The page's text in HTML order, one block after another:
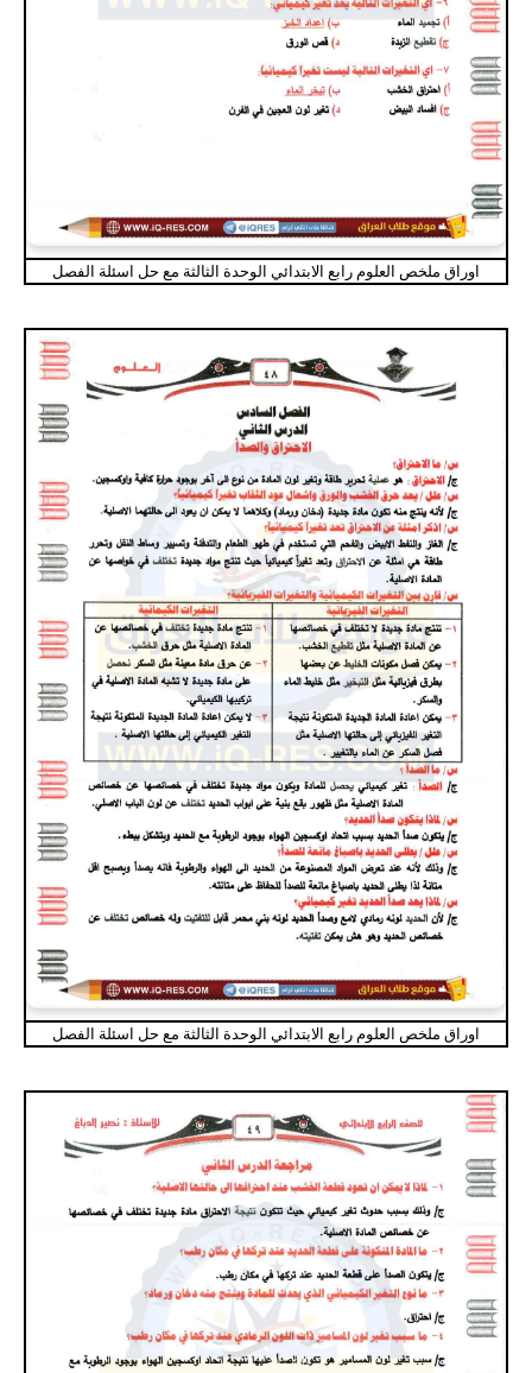
اوراق ملخص العلوم رابع الابتدائي الوحدة الثالثة مع حل اسئلة الفصل
اوراق ملخص العلوم رابع الابتدائي الوحدة الثالثة مع حل اسئلة الفصل